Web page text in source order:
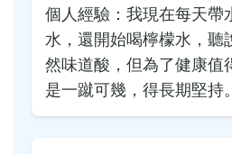
個人經驗：我現在每天帶
水，還開始喝檸檬水，聽
然味道酸，但為了健康值
是一蹴可幾，得長期堅持。